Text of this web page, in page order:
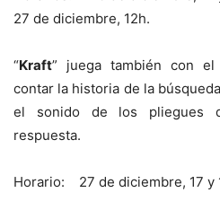
27 de diciembre, 12h.
“Kraft” juega también con
contar la historia de la
el sonido de los pliegues
respuesta.
Horario: 27 de diciembre, 17 y